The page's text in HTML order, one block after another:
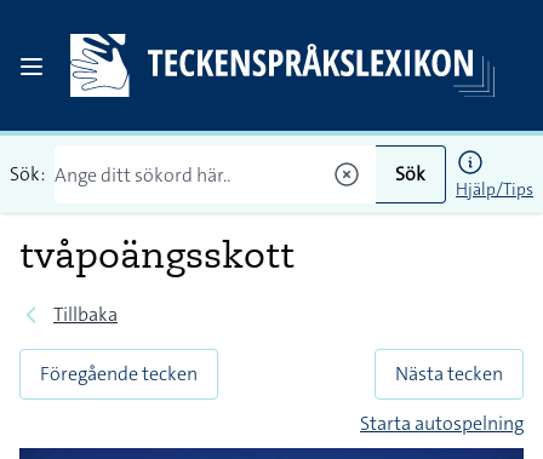
Sök: Sök
Hjälp/Tips
tvåpoängsskott
Tillbaka
Föregående tecken
Nästa tecken
Starta autospelning